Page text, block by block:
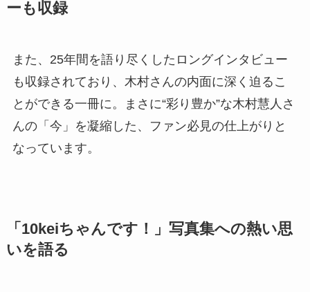
ーも収録
また、25年間を語り尽くしたロングインタビュー
も収録されており、木村さんの内面に深く迫るこ
とができる一冊に。まさに“彩り豊か”な木村慧人さ
んの「今」を凝縮した、ファン必見の仕上がりと
なっています。
「10keiちゃんです！」写真集への熱い思
いを語る